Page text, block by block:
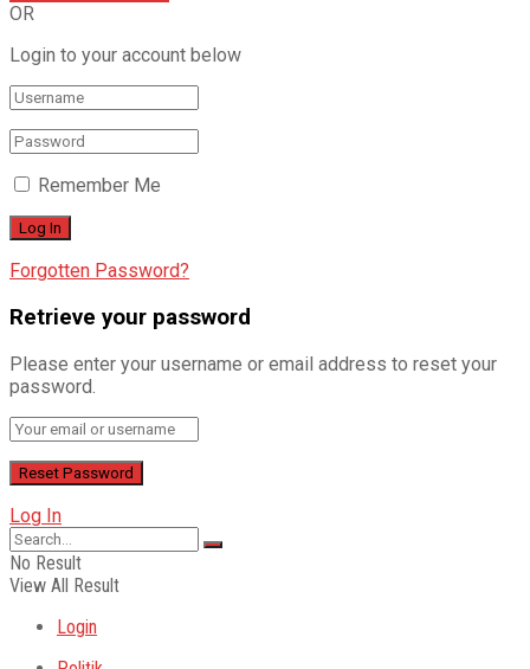
OR
Login to your account below
Remember Me
Forgotten Password?
Retrieve your password
Please enter your username or email address to reset your
password.
Log In
No Result
View All Result
Login